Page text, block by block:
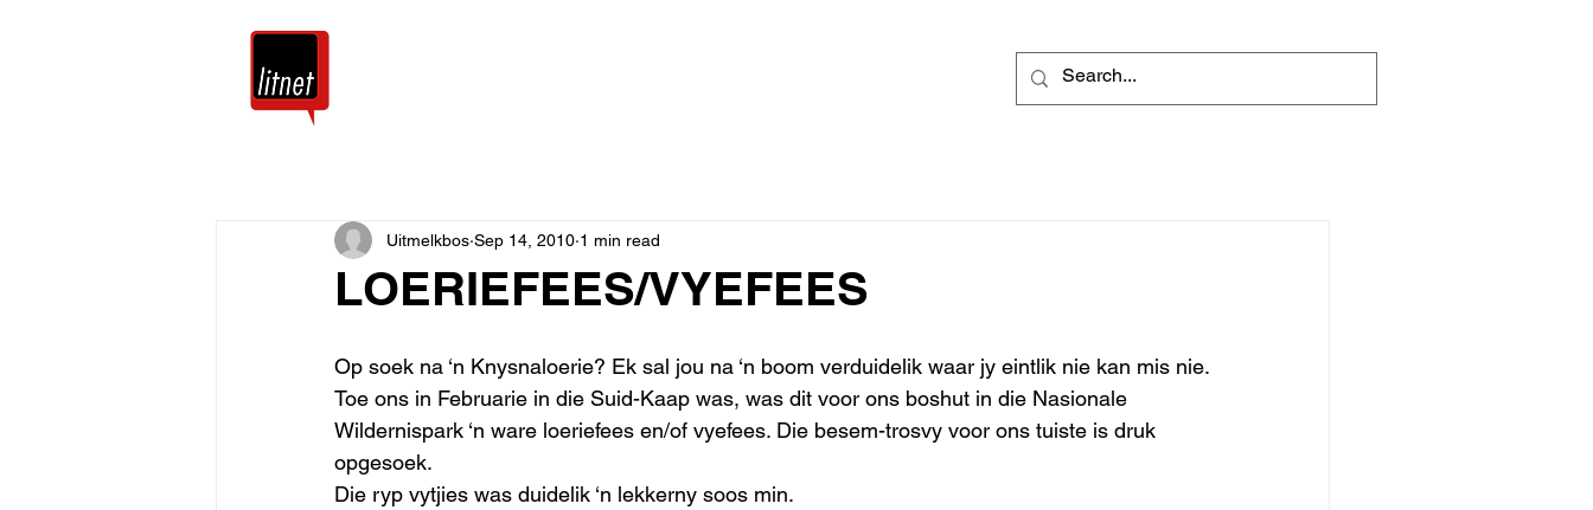
LOERIEFEES/VYEFEES
Uitmelkbos Sep 14, 2010 1 min read
Op soek na ‘n Knysnaloerie? Ek sal jou na ‘n boom verduidelik waar jy eintlik nie kan mis nie.
Toe ons in Februarie in die Suid-Kaap was, was dit voor ons boshut in die Nasionale
Wildernispark ‘n ware loeriefees en/of vyefees. Die besem-trosvy voor ons tuiste is druk
opgesoek.
Die ryp vytjies was duidelik ‘n lekkerny soos min.